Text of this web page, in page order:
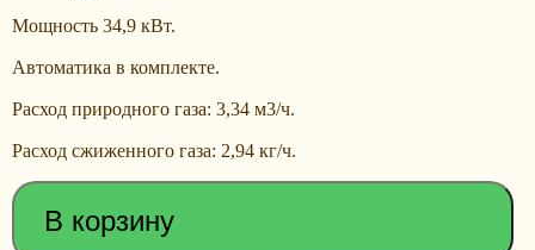
Мощность 34,9 кВт.
Автоматика в комплекте.
Расход природного газа: 3,34 м3/ч.
Расход сжиженного газа: 2,94 кг/ч.
В корзину